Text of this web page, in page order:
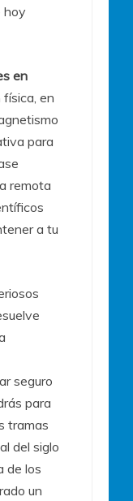
hoy
en
en
para
remota
a tu
seguro
para
tramas
del siglo
de los
un